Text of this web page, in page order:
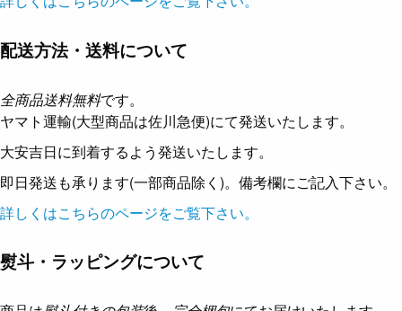
配送方法・送料について
全商品送料無料です。
ヤマト運輸(大型商品は佐川急便)にて発送いたします。
大安吉日に到着するよう発送いたします。
即日発送も承ります(一部商品除く)。備考欄にご記入下さい。
詳しくはこちらのページをご覧下さい。
熨斗・ラッピングについて